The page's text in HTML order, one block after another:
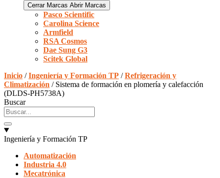
Cerrar Marcas Abrir Marcas
Pasco Scientific
Carolina Science
Armfield
RSA Cosmos
Dae Sung G3
Scitek Global
Inicio /Ingeniería y Formación TP /Refrigeración y
Climatización / Sistema de formación en plomería y calefacción
(DLDS-PH5738A)
Buscar
Ingeniería y Formación TP
Automatización
Industria 4.0
Mecatrónica